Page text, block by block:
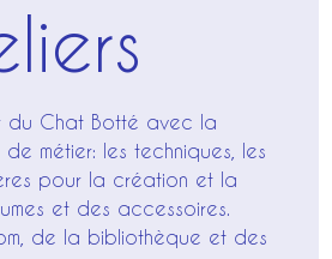
du Chat Botté avec la
métier: les techniques, les
pour la création et la
et des accessoires.
de la bibliothèque et des